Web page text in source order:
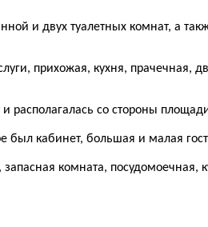
и двух туалетных комнат, а
прихожая, кухня, прачечная,
располагалась со стороны
был кабинет, большая и малая
комната, посудомоечная,